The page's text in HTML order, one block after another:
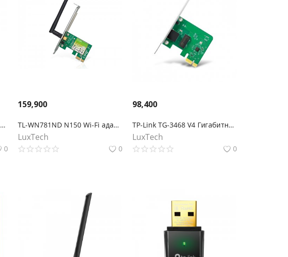
Archer T4E AC1200 Двухдиапазонный Wi-Fi адаптер PCI Express
0
159,900
TL-WN781ND N150 Wi-Fi адаптер PCI Express
LuxTech
0
98,400
TP-Link TG-3468 V4 Гигабитный сетевой адаптер PCI Express
LuxTech
0